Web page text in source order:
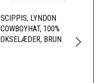
SCIPPIS, LYNDON
COWBOYHAT, 100%
OKSELÆDER, BRUN